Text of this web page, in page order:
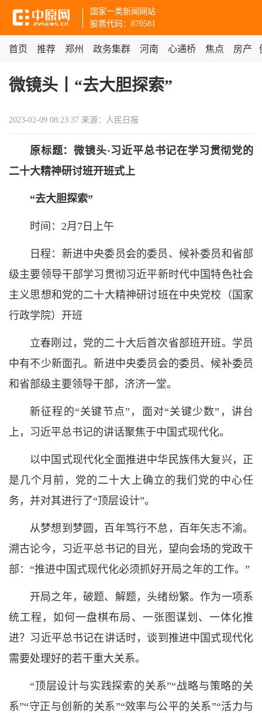
国家一类新闻网站
股票代码：870581
首页 推荐 郑州 政务集群 河南 心通桥 焦点 房产
微镜头丨“去大胆探索”
2023-02-09 08:23:37 来源：人民日报
原标题：微镜头·习近平总书记在学习贯彻党的
二十大精神研讨班开班式上
“去大胆探索”
时间：2月7日上午
日程：新进中央委员会的委员、候补委员和省部
级主要领导干部学习贯彻习近平新时代中国特色社会
主义思想和党的二十大精神研讨班在中央党校（国家
行政学院）开班
立春刚过，党的二十大后首次省部班开班。学员
中有不少新面孔。新进中央委员会的委员、候补委员
和省部级主要领导干部，济济一堂。
新征程的“关键节点”，面对“关键少数”，讲台
上，习近平总书记的讲话聚焦于中国式现代化。
以中国式现代化全面推进中华民族伟大复兴，正
是几个月前，党的二十大上确立的我们党的中心任
务，并对其进行了“顶层设计”。
从梦想到梦圆，百年笃行不怠，百年矢志不渝。
溯古论今，习近平总书记的目光，望向会场的党政干
部：“推进中国式现代化必须抓好开局之年的工作。”
开局之年，破题、解题，头绪纷繁。作为一项系
统工程，如何一盘棋布局、一张图谋划、一体化推
进？习近平总书记在讲话时，谈到推进中国式现代化
需要处理好的若干重大关系。
“顶层设计与实践探索的关系”“战略与策略的关
系”“守正与创新的关系”“效率与公平的关系”“活力与